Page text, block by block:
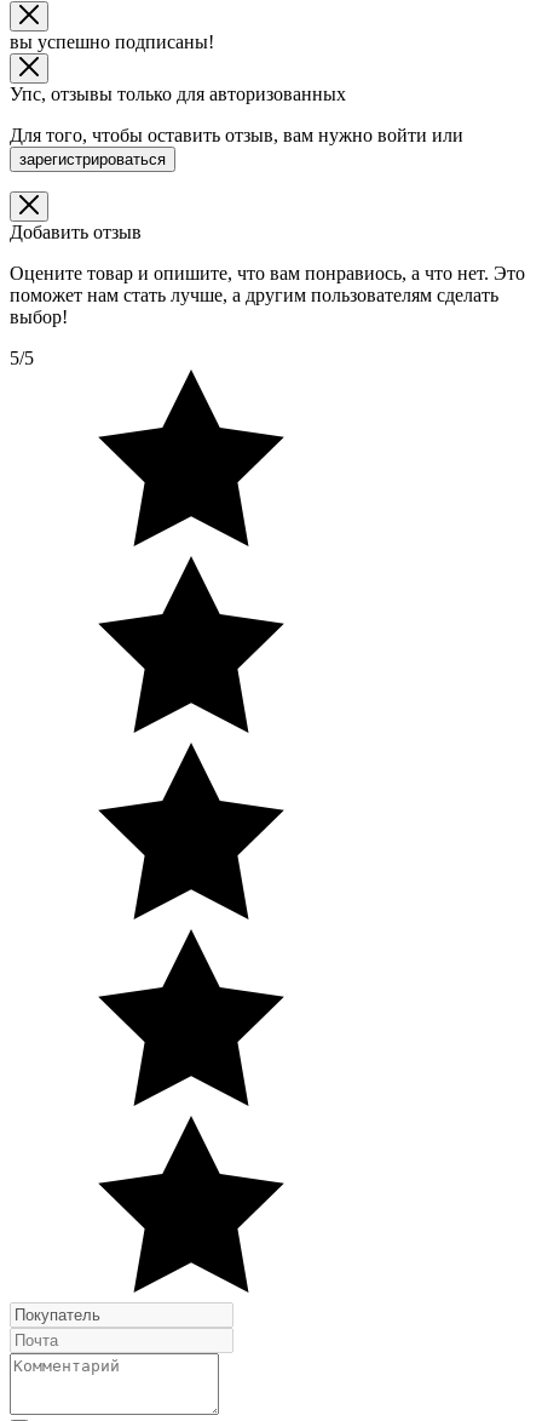
вы успешно подписаны!
Упс, отзывы только для авторизованных
Для того, чтобы оставить отзыв, вам нужно войти или
зарегистрироваться
Добавить отзыв
Оцените товар и опишите, что вам понравиось, а что нет. Это
поможет нам стать лучше, а другим пользователям сделать
выбор!
5/5